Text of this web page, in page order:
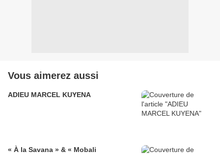
Vous aimerez aussi
ADIEU MARCEL KUYENA
« À la Savana » & « Mobali